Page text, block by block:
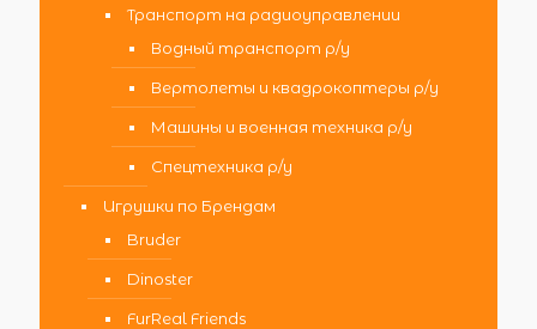
Транспорт на радиоуправлении
Водный транспорт р/у
Вертолеты и квадрокоптеры р/у
Машины и военная техника р/у
Спецтехника р/у
Игрушки по Брендам
Bruder
Dinoster
FurReal Friends